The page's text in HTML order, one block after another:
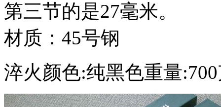
第三节的是27毫米。
材质：45号钢
淬火颜色:纯黑色重量